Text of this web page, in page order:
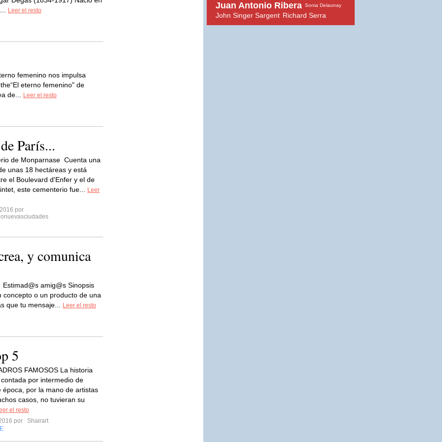
Leer el resto
femenino nos impulsa
eterno femenino" de
de...
Leer el resto
París...
de Monparnase Cuenta una
unas 18 hectáreas y está
el Boulevard d'Enfer y el de
este cementerio fue...
Leer
por
y comunica
Estimad@s amig@s Sinopsis
o un producto de una
que tu mensaje...
Leer el resto
5
FAMOSOS La historia
por intermedio de
época, por la mano de artistas
casos, no tuvieran su
el resto
por
Shairart
Juan Antonio Ribera Sonia Delaunay
John Singer Sargent Richard Serra